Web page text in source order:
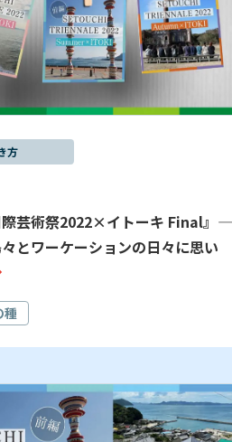
方
芸術祭2022×イトーキ Final』――
とワーケーションの日々に思い
種